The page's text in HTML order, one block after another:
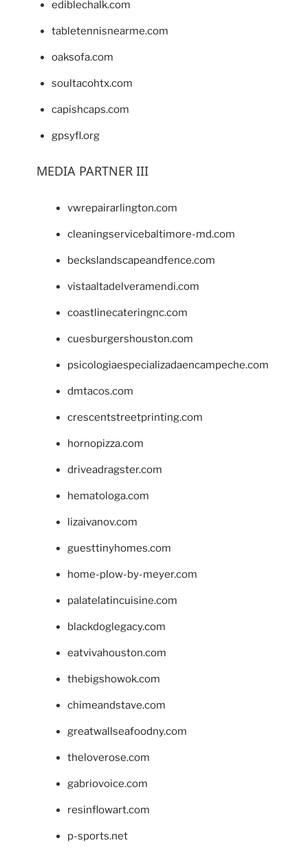
ediblechalk.com
tabletennisnearme.com
oaksofa.com
soultacohtx.com
capishcaps.com
gpsyfl.org
MEDIA PARTNER III
vwrepairarlington.com
cleaningservicebaltimore-md.com
beckslandscapeandfence.com
vistaaltadelveramendi.com
coastlinecateringnc.com
cuesburgershouston.com
psicologiaespecializadaencampeche.com
dmtacos.com
crescentstreetprinting.com
hornopizza.com
driveadragster.com
hematologa.com
lizaivanov.com
guesttinyhomes.com
home-plow-by-meyer.com
palatelatincuisine.com
blackdoglegacy.com
eatvivahouston.com
thebigshowok.com
chimeandstave.com
greatwallseafoodny.com
theloverose.com
gabriovoice.com
resinflowart.com
p-sports.net